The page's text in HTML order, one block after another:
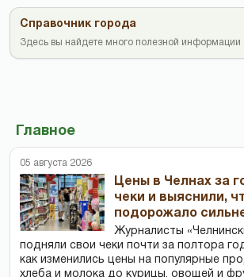
Справочник города
Здесь вы найдете много полезной информации
Главное
05 августа 2026
Цены в Челнах за
чеки и выяснили,
подорожало
Журналисты
подняли свои чеки почти за полтора
как изменились цены на популярные
хлеба и молока до курицы, овощей и